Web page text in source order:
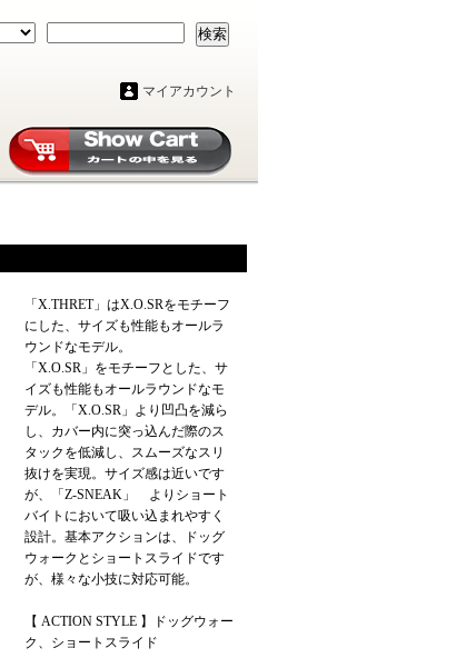
検索
マイアカウント
「X.THRET」はX.O.SRをモチーフ
にした、サイズも性能もオールラ
ウンドなモデル。
「X.O.SR」をモチーフとした、サ
イズも性能もオールラウンドなモ
デル。「X.O.SR」より凹凸を減ら
し、カバー内に突っ込んだ際のス
タックを低減し、スムーズなスリ
抜けを実現。サイズ感は近いです
が、「Z-SNEAK」 よりショート
バイトにおいて吸い込まれやすく
設計。基本アクションは、ドッグ
ウォークとショートスライドです
が、様々な小技に対応可能。
【 ACTION STYLE 】ドッグウォー
ク、ショートスライド